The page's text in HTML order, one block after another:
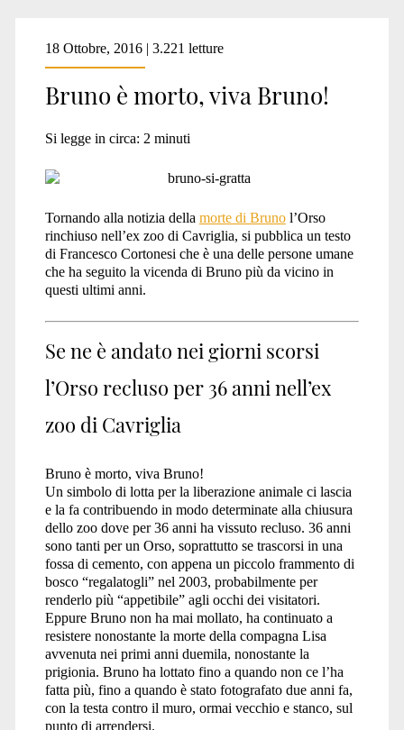
18 Ottobre, 2016 | 3.221 letture
Bruno è morto, viva Bruno!
Si legge in circa: 2 minuti
Tornando alla notizia della morte di Brunol’Orso
rinchiuso nell’ex zoo di Cavriglia, si pubblica un testo
di Francesco Cortonesi che è una delle persone umane
che ha seguito la vicenda di Bruno più da vicino in
questi ultimi anni.
Se ne è andato nei giorni scorsi
l’Orso recluso per 36 anni nell’ex
zoo di Cavriglia
Bruno è morto, viva Bruno!
Un simbolo di lotta per la liberazione animale ci lascia
e la fa contribuendo in modo determinate alla chiusura
dello zoo dove per 36 anni ha vissuto recluso. 36 anni
sono tanti per un Orso, soprattutto se trascorsi in una
fossa di cemento, con appena un piccolo frammento di
bosco “regalatogli” nel 2003, probabilmente per
renderlo più “appetibile” agli occhi dei visitatori.
Eppure Bruno non ha mai mollato, ha continuato a
resistere nonostante la morte della compagna Lisa
avvenuta nei primi anni duemila, nonostante la
prigionia. Bruno ha lottato fino a quando non ce l’ha
fatta più, fino a quando è stato fotografato due anni fa,
con la testa contro il muro, ormai vecchio e stanco, sul
punto di arrendersi.